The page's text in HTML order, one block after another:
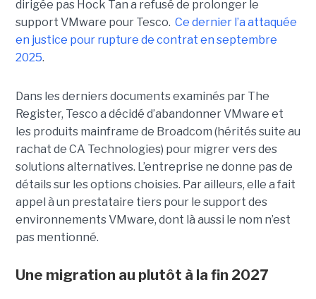
dirigée pas Hock Tan a refusé de prolonger le
support VMware pour Tesco. Ce dernier l’a attaquée
en justice pour rupture de contrat en septembre
2025.
Dans les derniers documents examinés par The
Register, Tesco a décidé d’abandonner VMware et
les produits mainframe de Broadcom (hérités suite au
rachat de CA Technologies) pour migrer vers des
solutions alternatives. L’entreprise ne donne pas de
détails sur les options choisies. Par ailleurs, elle a fait
appel à un prestataire tiers pour le support des
environnements VMware, dont là aussi le nom n’est
pas mentionné.
Une migration au plutôt à la fin 2027